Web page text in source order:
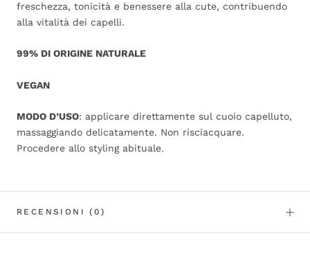
freschezza, tonicità e benessere alla cute, contribuendo
alla vitalità dei capelli.
99% DI ORIGINE NATURALE
VEGAN
MODO D’USO: applicare direttamente sul cuoio capelluto,
massaggiando delicatamente. Non risciacquare.
Procedere allo styling abituale.
RECENSIONI(0)